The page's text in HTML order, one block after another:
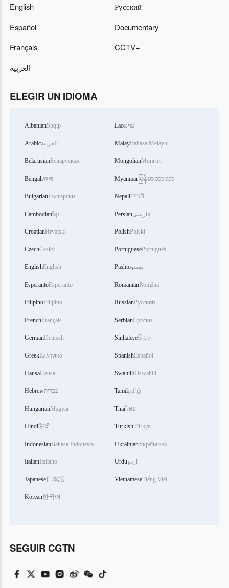
English
Español
Français
العربية
Русский
Documentary
CCTV+
ELEGIR UN IDIOMA
AlbanianShqip
Arabicالعربية
BelarusianБеларуская
Bengaliবাংলা
BulgarianБългарски
Cambodianខ្មែរ
CroatianHrvatski
CzechČeský
EnglishEnglish
EsperantoEsperanto
FilipinoFilipino
FrenchFrançais
GermanDeutsch
GreekΕλληνικά
HausaHausa
Hebrewעברית
HungarianMagyar
Hindiहिन्दी
IndonesianBahasa Indonesia
ItalianItaliano
Japanese日本語
Korean한국어
Laoລາວ
MalayBahasa Melayu
MongolianМонгол
Myanmar မြန်မာဘာသာ
Nepaliनेपाली
Persianفارسی
PolishPolski
PortuguesePortuguês
Pashtoپښتو
RomanianRomână
RussianРусский
SerbianСрпски
Sinhaleseසිංහල
SpanishEspañol
SwahiliKiswahili
Tamilதமிழ்
Thaiไทย
TurkishTürkçe
UkrainianУкраїнська
Urduاردو
VietnameseTiếng Việt
SEGUIR CGTN